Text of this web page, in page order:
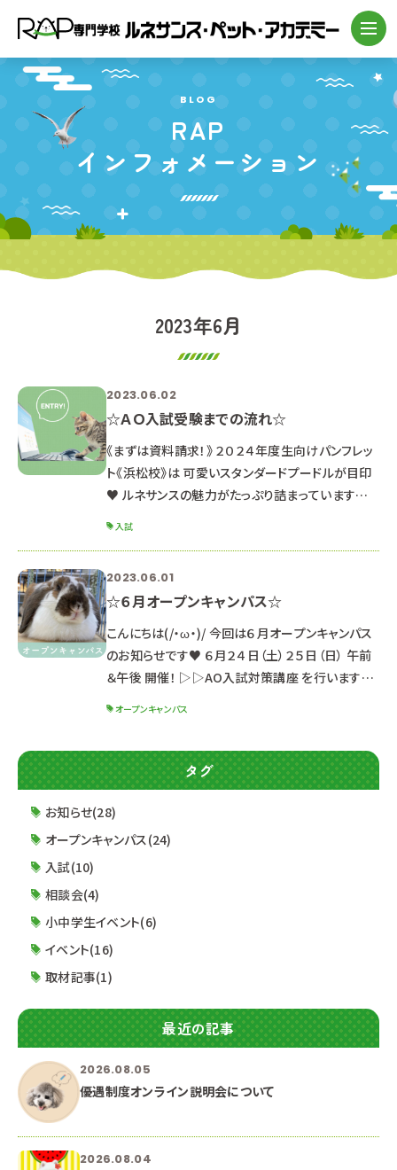
BLOG
RAP
インフォメーション
2023年6月
2023.06.02
☆ＡＯ入試受験までの流れ☆
《まずは資料請求！》 ２０２４年度生向けパンフレッ
ト《浜松校》は 可愛いスタンダードプードルが目印
♥ ルネサンスの魅力がたっぷり詰まっています♪
料請求の必要はありません。 まだお持ちでない方
は是非GETしてね☆ ↓ ▶資料請求はこちら
《オープンキャンパスに参加しよう！》 ＡＯ入試受験
のために
入試
2023.06.01
☆６月オープンキャンパス☆
こんにちは(/・ω・)/ 今回は６月オープンキャンパス
のお知らせです♥ ６月２４日（土）２５日（日） 午前
＆午後 開催！ ▷▷AO入試対策講座 を行います！
始） 【午後の部】 １３：３０～１６：４０ （１３：１０受
付開始） ※適性検査を受検しない方は、約30分早
く終了となります。 ※受付開始時刻前には校
オープンキャンパス
タグ
お知らせ(28)
オープンキャンパス(24)
入試(10)
相談会(4)
小中学生イベント(6)
イベント(16)
取材記事(1)
最近の記事
2026.08.05
優遇制度オンライン説明会について
2026.08.04